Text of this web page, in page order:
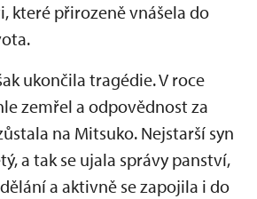
které přirozeně vnášela do
ukončila tragédie. V roce
zemřel a odpovědnost za
na Mitsuko. Nejstarší syn
a tak se ujala správy panství,
a aktivně se zapojila i do